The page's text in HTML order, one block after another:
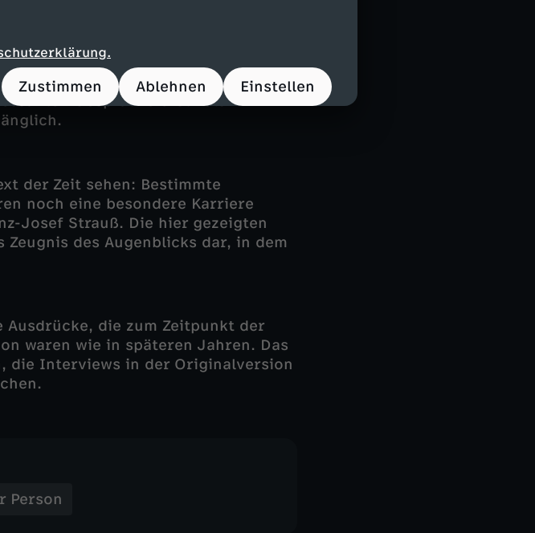
Zustimmen Ablehnen Einstellen
ZDF-Gesprächsreihe „Zur Person“
1966 ausgestrahlt wurde. Das ZDF
Gespräche erstmals in
der Zeit sehen: Bestimmte
noch eine besondere Karriere
Josef Strauß. Die hier gezeigten
des Augenblicks dar, in dem
die zum Zeitpunkt der
waren wie in späteren Jahren. Das
die Interviews in der Originalversion
Person